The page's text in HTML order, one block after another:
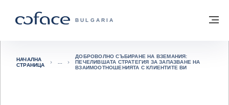
COFACE FOR TRADE - GROUP WEBSITE
BULGARIA
Обратно към начална страница
НАЧАЛНА
СТРАНИЦА
ДОБРОВОЛНО СЪБИРАНЕ НА ВЗЕМАНИЯ:
ПЕЧЕЛИВШАТА СТРАТЕГИЯ ЗА ЗАПАЗВАНЕ НА
ВЗАИМООТНОШЕНИЯТА С КЛИЕНТИТЕ ВИ